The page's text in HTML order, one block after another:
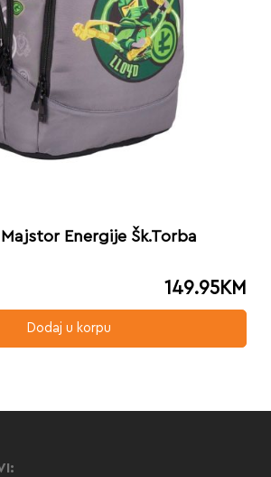
Energije Šk.Torba
149.95KM
Dodaj u korpu